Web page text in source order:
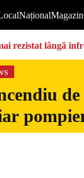
NaționalMagazin
rezistat lângă